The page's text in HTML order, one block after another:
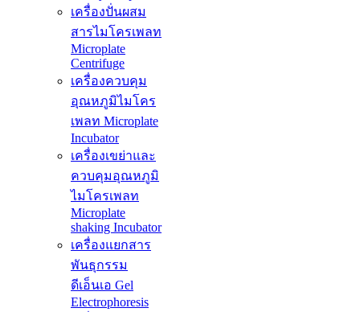
เครื่องปั่นผสม
สารไมโครเพลท
Microplate
Centrifuge
เครื่องควบคุม
อุณหภูมิไมโคร
เพลท Microplate
Incubator
เครื่องเขย่าและ
ควบคุมอุณหภูมิ
ไมโครเพลท
Microplate
shaking Incubator
เครื่องแยกสาร
พันธุกรรม
ดีเอ็นเอ Gel
Electrophoresis